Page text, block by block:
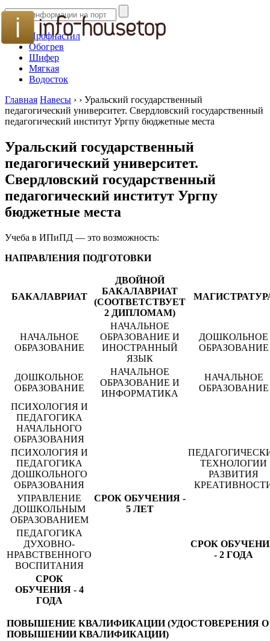
Профнастил
Обогрев
Шифер
Мягкая
Водосток
Главная Навесы › › Уральский государственный
педагогический университет. Свердловский государственный
педагогический институт Ургпу бюджетные места
Уральский государственный
педагогический университет.
Свердловский государственный
педагогический институт Ургпу
бюджетные места
Учеба в ИПиПД — это возможность:
НАПРАВЛЕНИЯ ПОДГОТОВКИ
БАКАЛАВРИАТ
ДВОЙНОЙ
БАКАЛАВРИАТ
(СООТВЕТСТВУЕТ
2 ДИПЛОМАМ)
НАЧАЛЬНОЕ
ОБРАЗОВАНИЕ
НАЧАЛЬНОЕ
ОБРАЗОВАНИЕ И
ИНОСТРАННЫЙ
ЯЗЫК
ДОШКОЛЬНОЕ
ОБРАЗОВАНИЕ
ДОШКОЛЬНОЕ
ОБРАЗОВАНИЕ
НАЧАЛЬНОЕ
ОБРАЗОВАНИЕ И
ИНФОРМАТИКА
НАЧАЛЬНОЕ
ОБРАЗОВАНИЕ
ПСИХОЛОГИЯ И
ПЕДАГОГИКА
НАЧАЛЬНОГО
ОБРАЗОВАНИЯ
СРОК ОБУЧЕНИЯ -
5 ЛЕТ
ПСИХОЛОГИЯ И
ПЕДАГОГИКА
ДОШКОЛЬНОГО
ОБРАЗОВАНИЯ
ТЕХНОЛОГИИ
РАЗВИТИЯ
УПРАВЛЕНИЕ
ДОШКОЛЬНЫМ
ОБРАЗОВАНИЕМ
СРОК
- 2 ГОДА
ПЕДАГОГИКА
ДУХОВНО-
НРАВСТВЕННОГО
ВОСПИТАНИЯ
СРОК
ОБУЧЕНИЯ - 4
ГОДА
ПОВЫШЕНИЕ КВАЛИФИКАЦИИ(УДОСТОВЕРЕНИЯ О
ПОВЫШЕНИИ КВАЛИФИКАЦИИ)